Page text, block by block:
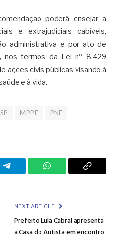
poderá ensejar a
e extrajudiciais cabíveis,
administrativa e por ato de
nos termos da Lei nº 8.429
ações civis públicas visando à
e à vida.
MPPE
PNE
Telegram WhatsApp Copy
NEXT ARTICLE
Prefeito Lula Cabral apresenta
a Casa do Autista em encontro